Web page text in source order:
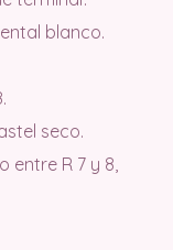
blanco.
seco.
entre R 7 y 8,